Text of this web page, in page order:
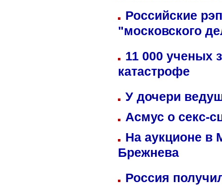
Российские
"московского
11 000 ученых
катастрофе
У дочери
Асмус о секс-
На аукционе в
Брежнева
Россия